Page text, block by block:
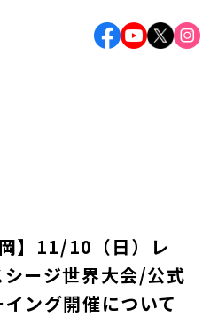
】11/10（日）レ
ージ世界大会/公式
ング開催について